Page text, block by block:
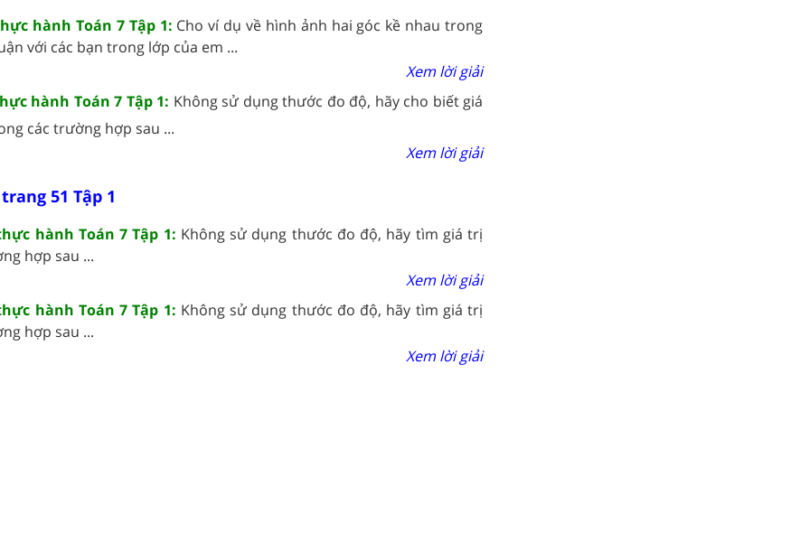
hành Toán 7 Tập 1: Cho ví dụ về hình ảnh hai góc kề nhau trong
với các bạn trong lớp của em ...
Xem lời giải
hành Toán 7 Tập 1: Không sử dụng thước đo độ, hãy cho biết giá
các trường hợp sau ...
Xem lời giải
51 Tập 1
hành Toán 7 Tập 1: Không sử dụng thước đo độ, hãy tìm giá trị
hợp sau ...
Xem lời giải
hành Toán 7 Tập 1: Không sử dụng thước đo độ, hãy tìm giá trị
hợp sau ...
Xem lời giải